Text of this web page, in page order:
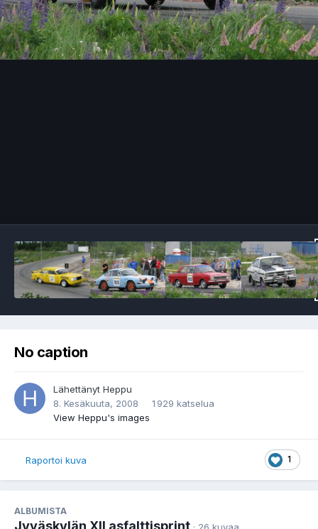
No caption
Lähettänyt Heppu
8. Kesäkuuta, 2008
1 929 katselua
View Heppu's images
1
Raportoi kuva
ALBUMISTA
Jyväskylän XII asfalttisprint